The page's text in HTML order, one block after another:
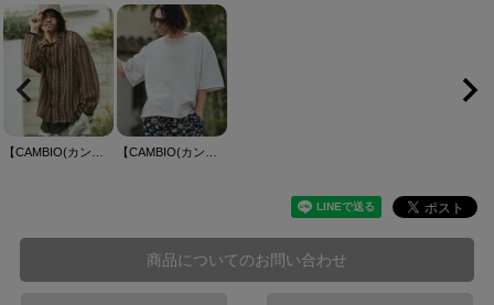
商品についてのお問い合わせ